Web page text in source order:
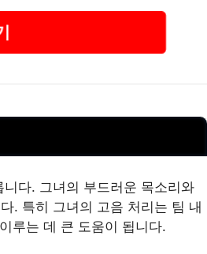
다. 그녀의 부드러운 목소리와
. 특히 그녀의 고음 처리는 팀 내
루는 데 큰 도움이 됩니다.